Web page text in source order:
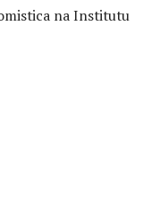
na Institutu